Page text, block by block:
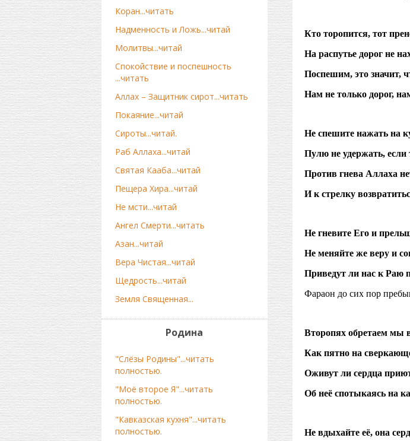
Кто торопится, тот
На распутье дорог не
Поспешим, это значит,
Нам не только дорог,
Не спешите нажать на
Пулю не удержать, если
Против гнева Аллаха
И к стрелку
Не гневите Его и
Не меняйте же веру и
Приведут ли нас к Раю
Фараон до сих пор
Второпях обретаем мы
Как пятно на
Оживут ли сердца
Об неё спотыкаясь на
Не вдыхайте её, она
Коран...читать
Надменность и Ложь...читай
Молитвы...читай
Спокойствие и поспешность
...читать
Аллах – Защитник сирот...читать
Покаяние...читай
Сироты...читай.
Раб Аллаха...читай
Святая Кааба...читай
Пещера Хира...читай
Не мсти...читай
Ангел Смерти...читать
Азан...читай
Вера Чистая...читай
Щедрость...читай
Земля Священная...
Родина
"Слёзы Родины"...читать
полностью.
"Моё второе Я"...читать
полностью.
"Кавказская кухня"...читать
полностью.